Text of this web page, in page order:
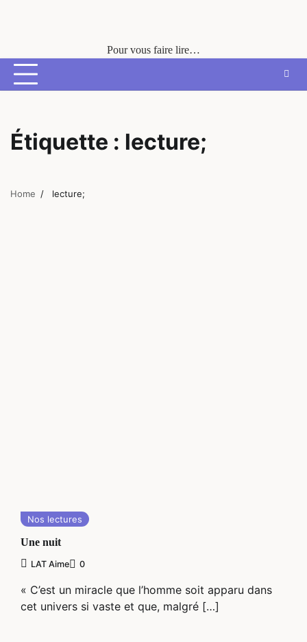
Pour vous faire lire…
Étiquette : lecture;
Home lecture;
Nos lectures
Une nuit
LAT Aime 0
« C’est un miracle que l’homme soit apparu dans
cet univers si vaste et que, malgré […]